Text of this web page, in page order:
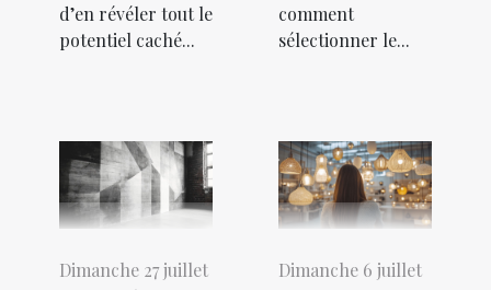
d’en révéler tout le
potentiel caché...
comment
sélectionner le...
Dimanche 27 juillet
Dimanche 6 juillet